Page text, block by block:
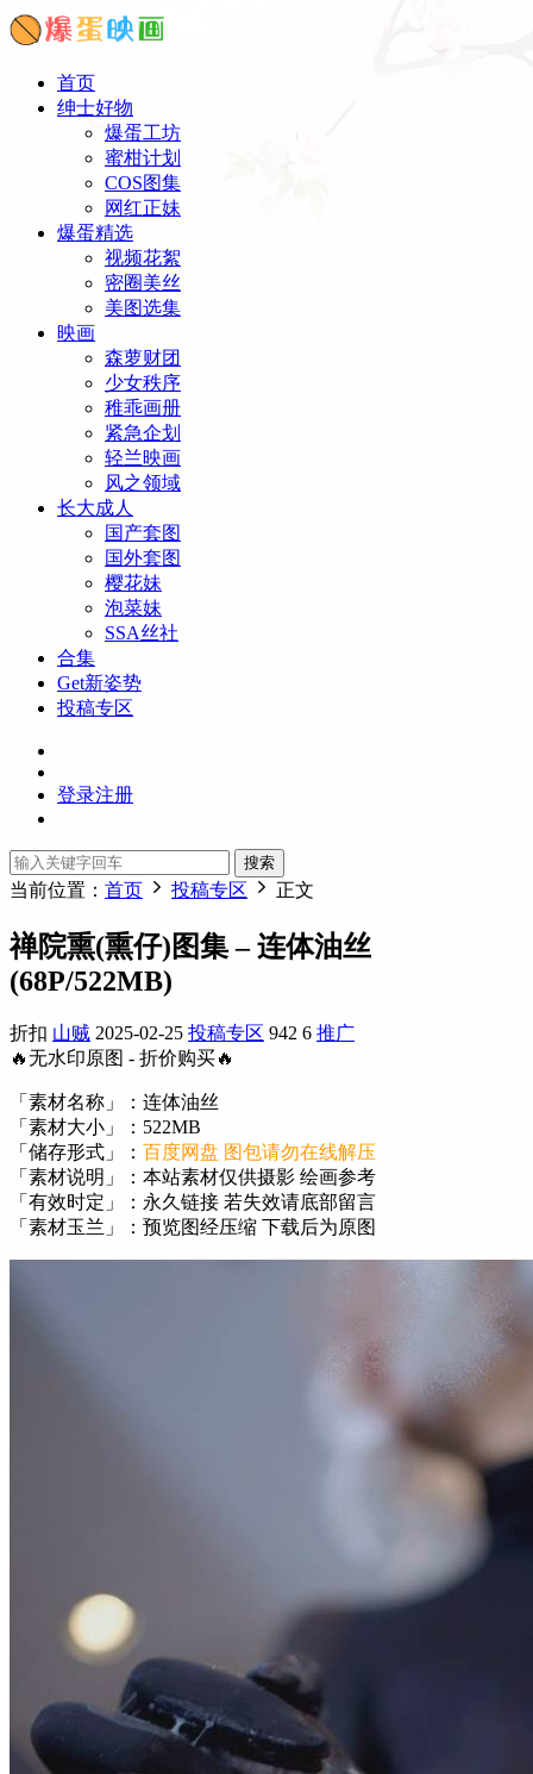
首页
绅士好物
爆蛋工坊
蜜柑计划
COS图集
网红正妹
爆蛋精选
视频花絮
密圈美丝
美图选集
映画
森萝财团
少女秩序
稚乖画册
紧急企划
轻兰映画
风之领域
长大成人
国产套图
国外套图
樱花妹
泡菜妹
SSA丝社
合集
Get新姿势
投稿专区
登录注册
搜索
当前位置： 首页 投稿专区 正文
禅院熏(熏仔)图集 – 连体油丝
(68P/522MB)
折扣 山贼 2025-02-25 投稿专区 942 6 推广
🔥无水印原图 - 折价购买🔥
「素材名称」：连体油丝
「素材大小」：522MB
「储存形式」： 百度网盘 图包请勿在线解压
「素材说明」：本站素材仅供摄影 绘画参考
「有效时定」：永久链接 若失效请底部留言
「素材玉兰」：预览图经压缩 下载后为原图